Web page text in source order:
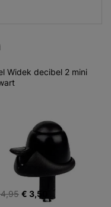
Widek decibel 2 mini
€ 3,50